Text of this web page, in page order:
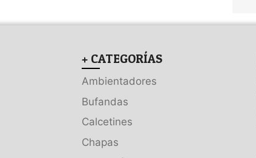
+ CATEGORÍAS
Ambientadores
Bufandas
Calcetines
Chapas